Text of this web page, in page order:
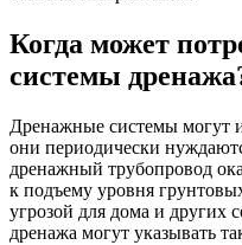
Когда может
системы
Дренажные системы могут
они периодически
дренажный трубопровод
к подъему уровня
угрозой для дома и других
дренажа могут указывать